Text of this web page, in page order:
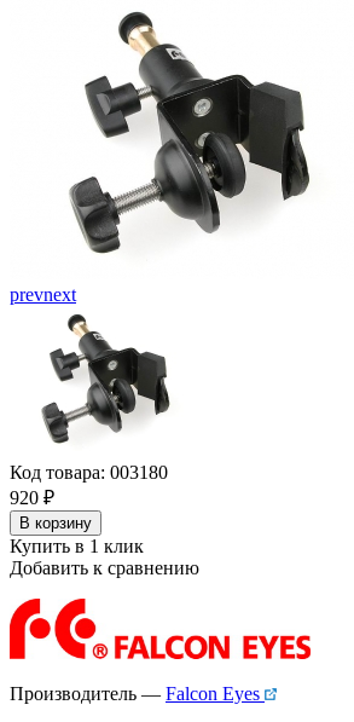
prevnext
Код товара: 003180
920 ₽
В корзину
Купить в 1 клик
Добавить к сравнению
Производитель — Falcon Eyes